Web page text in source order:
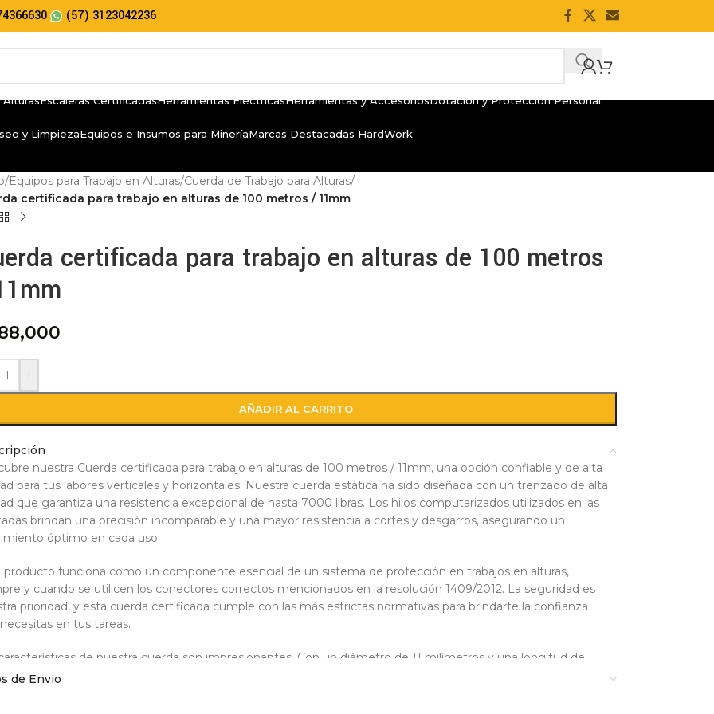
(57) 3123042236
Escaleras CertificadasHerramientas EléctricasHerramientas y AccesoriosDotación y Protección Personal
y LimpiezaEquipos e Insumos para MineríaMarcas Destacadas HardWork
/Equipos para Trabajo en Alturas/Cuerda de Trabajo para Alturas/
certificada para trabajo en alturas de 100 metros / 11mm
certificada para trabajo en alturas de 100 metros
+
AÑADIR AL CARRITO
nuestra Cuerda certificada para trabajo en alturas de 100 metros / 11mm, una opción confiable y de alta
para tus labores verticales y horizontales. Nuestra cuerda estática ha sido diseñada con un trenzado de alta
que garantiza una resistencia excepcional de hasta 7000 libras. Los hilos computarizados utilizados en las
brindan una precisión incomparable y una mayor resistencia a cortes y desgarros, asegurando un
óptimo en cada uso.
producto funciona como un componente esencial de un sistema de protección en trabajos en alturas,
y cuando se utilicen los conectores correctos mencionados en la resolución 1409/2012. La seguridad es
prioridad, y esta cuerda certificada cumple con las más estrictas normativas para brindarte la confianza
en tus tareas.
de nuestra cuerda son impresionantes. Con un diámetro de 11 milímetros y una longitud de
ofrece la versatilidad necesaria para adaptarse a diferentes situaciones de trabajo. Además, se
de Envio